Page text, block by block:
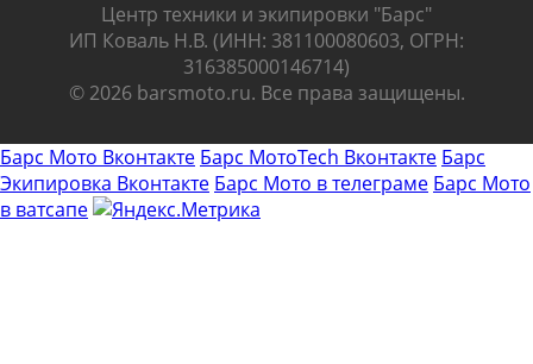
Центр техники и экипировки "Барс"
ИП Коваль Н.В. (ИНН: 381100080603, ОГРН:
316385000146714)
© 2026 barsmoto.ru. Все права защищены.
Барс Мото Вконтакте Барс МотоTech Вконтакте Барс
Экипировка Вконтакте Барс Мото в телеграме Барс Мото
в ватсапе